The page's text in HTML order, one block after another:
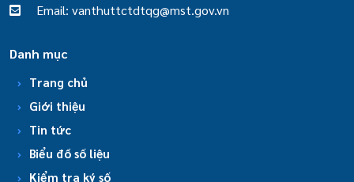
Email: vanthuttctdtqg@mst.gov.vn
Danh mục
Trang chủ
Giới thiệu
Tin tức
Biểu đồ số liệu
Kiểm tra ký số